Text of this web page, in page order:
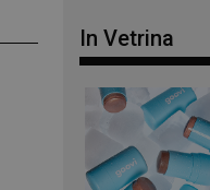
In Vetrina